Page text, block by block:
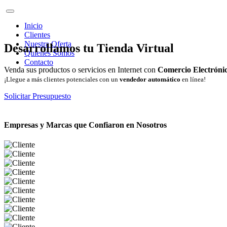
Inicio
Clientes
Nuestra Oferta
Quienes Somos
Contacto
Desarrollamos tu Tienda Virtual
Venda sus productos o servicios en Internet con Comercio
¡Llegue a más clientes potenciales con un vendedor automático en línea!
Solicitar Presupuesto
Empresas y Marcas que Confiaron en Nosotros